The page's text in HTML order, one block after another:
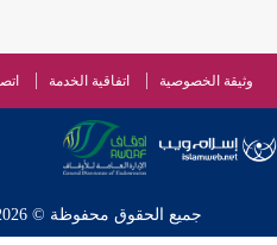
وثيقة الخصوصية اتفاقية الخدمة
جميع الحقوق محفوظة © 2026 - 1998 لشبكة إسلام ويب